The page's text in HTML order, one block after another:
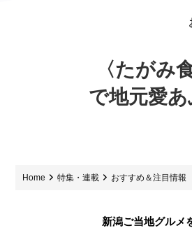
〈たがみ
で地元愛
Home 特集・連載 おすすめ＆注目情報
新潟ご当地グルメ